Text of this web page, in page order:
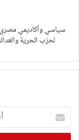
سياسي وأكاديمي مصري،
لحزب الحرية
أدخل
بريدك
الإلكتروني